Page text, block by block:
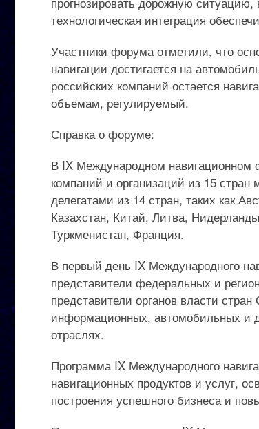
технологическая интеграция
Участники форума отметили, что
навигации достигается на
российских компаний остается
объемам, регулируемый.
Справка о форуме:
В IX Международном навигационном
компаний и организаций из 15
делегатами из 14 стран, таких как
Казахстан, Китай, Литва,
Туркменистан, Франция.
В первый день IX Международного
представители федеральных и
представители органов власти
информационных, автомобильных и
отраслях.
Программа IX Международного
навигационных продуктов и услуг,
построения успешного бизнеса и